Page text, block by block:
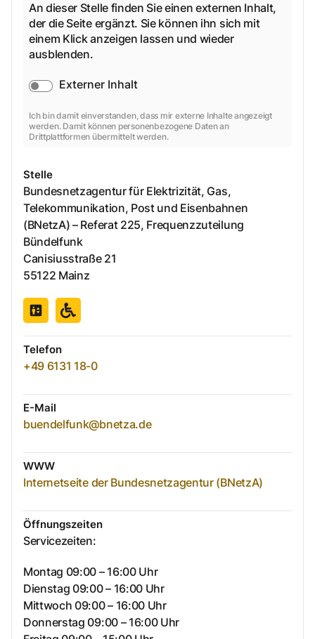
An dieser Stelle finden Sie einen externen Inhalt,
der die Seite ergänzt. Sie können ihn sich mit
einem Klick anzeigen lassen und wieder
ausblenden.
Externer Inhalt
Ich bin damit einverstanden, dass mir externe Inhalte angezeigt
werden. Damit können personenbezogene Daten an
Drittplattformen übermittelt werden.
Stelle
Bundesnetzagentur für Elektrizität, Gas,
Telekommunikation, Post und Eisenbahnen
(BNetzA) – Referat 225, Frequenzzuteilung
Bündelfunk
Canisiusstraße 21
55122 Mainz
Telefon
+49 6131 18-0
E-Mail
buendelfunk@bnetza.de
WWW
Internetseite der Bundesnetzagentur (BNetzA)
Öffnungszeiten
Servicezeiten:
Montag 09:00 – 16:00 Uhr
Dienstag 09:00 – 16:00 Uhr
Mittwoch 09:00 – 16:00 Uhr
Donnerstag 09:00 – 16:00 Uhr